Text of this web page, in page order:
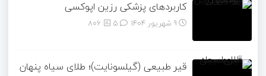
کاربردهای پزشکی رزین اپوکسی
9 شهریور 1404 806
قیر طبیعی (گیلسونایت)؛ طلای سیاه پنهان